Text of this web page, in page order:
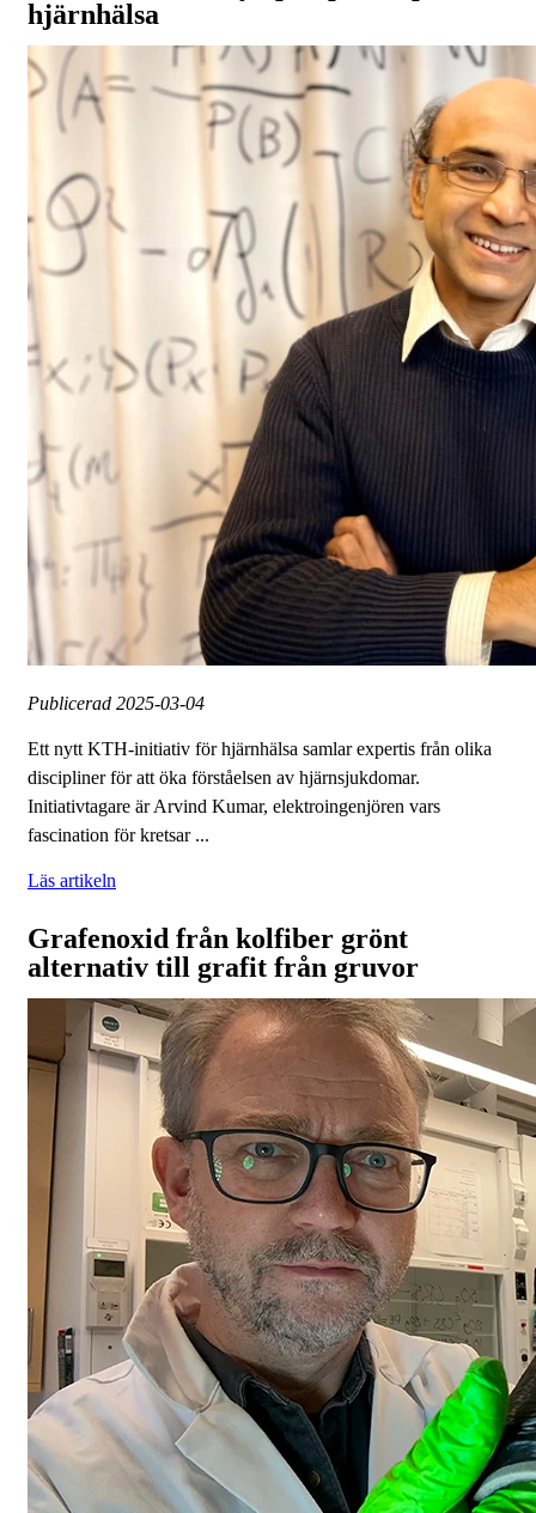
hjärnhälsa
Publicerad 2025-03-04
Ett nytt KTH-initiativ för hjärnhälsa samlar expertis från olika
discipliner för att öka förståelsen av hjärnsjukdomar.
Initiativtagare är Arvind Kumar, elektroingenjören vars
fascination för kretsar ...
Läs artikeln
Grafenoxid från kolfiber grönt
alternativ till grafit från gruvor